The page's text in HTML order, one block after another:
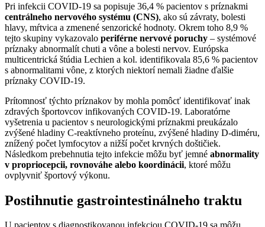
Pri infekcii COVID-19 sa popisuje 36,4 % pacientov s príznakmi
centrálneho nervového systému (CNS), ako sú závraty, bolesti
hlavy, mŕtvica a zmenené senzorické hodnoty. Okrem toho 8,9 %
tejto skupiny vykazovalo periférne nervové poruchy – systémové
príznaky abnormalít chuti a vône a bolesti nervov. Európska
multicentrická štúdia Lechien a kol. identifikovala 85,6 % pacientov
s abnormalitami vône, z ktorých niektorí nemali žiadne ďalšie
príznaky COVID-19.
Prítomnosť týchto príznakov by mohla pomôcť identifikovať inak
zdravých športovcov infikovaných COVID-19. Laboratórne
vyšetrenia u pacientov s neurologickými príznakmi preukázalo
zvýšené hladiny C-reaktívneho proteínu, zvýšené hladiny D-diméru,
znížený počet lymfocytov a nižší počet krvných doštičiek.
Následkom prebehnutia tejto infekcie môžu byť jemné abnormality
v propriocepcii, rovnováhe alebo koordinácii, ktoré môžu
ovplyvniť športový výkonu.
Postihnutie gastrointestinálneho traktu